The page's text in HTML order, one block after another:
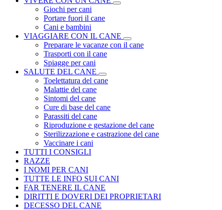
Giochi per cani
Portare fuori il cane
Cani e bambini
VIAGGIARE CON IL CANE
Preparare le vacanze con il cane
Trasporti con il cane
Spiagge per cani
SALUTE DEL CANE
Toelettatura del cane
Malattie del cane
Sintomi del cane
Cure di base del cane
Parassiti del cane
Riproduzione e gestazione del cane
Sterilizzazione e castrazione del cane
Vaccinare i cani
TUTTI I CONSIGLI
RAZZE
I NOMI PER CANI
TUTTE LE INFO SUI CANI
FAR TENERE IL CANE
DIRITTI E DOVERI DEI PROPRIETARI
DECESSO DEL CANE